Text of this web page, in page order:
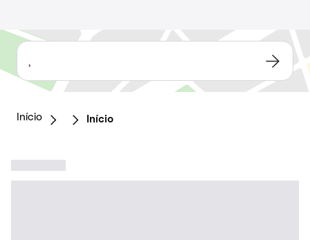
,
Início Início